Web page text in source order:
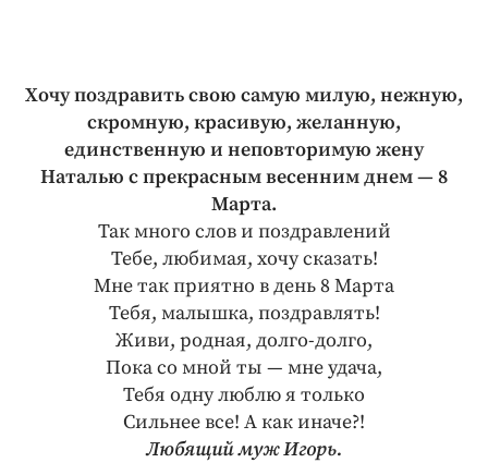
Хочу поздравить свою самую милую, нежную,
скромную, красивую, желанную,
единственную и неповторимую жену
Наталью с прекрасным весенним днем — 8
Марта.
Так много слов и поздравлений
Тебе, любимая, хочу сказать!
Мне так приятно в день 8 Марта
Тебя, малышка, поздравлять!
Живи, родная, долго-долго,
Пока со мной ты — мне удача,
Тебя одну люблю я только
Сильнее все! А как иначе?!
Любящий муж Игорь.